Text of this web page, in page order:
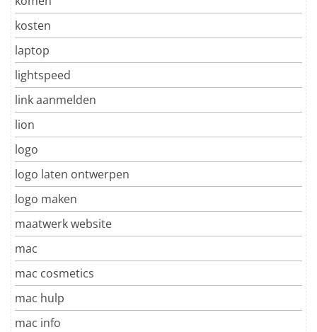
kosten
laptop
lightspeed
link aanmelden
lion
logo
logo laten ontwerpen
logo maken
maatwerk website
mac
mac cosmetics
mac hulp
mac info